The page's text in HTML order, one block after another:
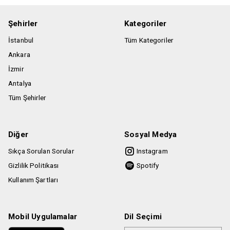
Etkinlik alanı içinde özel eşyalarınızı yanınızdan
ayırmamanız gerekmektedir. Tüm özel eşyalarının
Şehirler
İstanbul
Ankara
İzmir
Antalya
Tüm Şehirler
Kategoriler
Tüm Kategoriler
Diğer
Sıkça Sorulan Sorular
Gizlilik Politikası
Kullanım Şartları
Sosyal Medya
Instagram
Spotify
Mobil Uygulamalar Dil Seçimi